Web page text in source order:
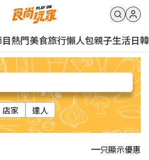
熱門美食旅行懶人包親子生活日韓
店家 達人
只顯示優惠